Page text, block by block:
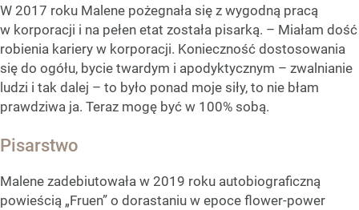
W 2017 roku Malene pożegnała się z wygodną pracą
w korporacji i na pełen etat została pisarką. – Miałam dość
robienia kariery w korporacji. Konieczność dostosowania
się do ogółu, bycie twardym i apodyktycznym – zwalnianie
ludzi i tak dalej – to było ponad moje siły, to nie błam
prawdziwa ja. Teraz mogę być w 100% sobą.
Pisarstwo
Malene zadebiutowała w 2019 roku autobiograficzną
powieścią „Fruen” o dorastaniu w epoce flower-power